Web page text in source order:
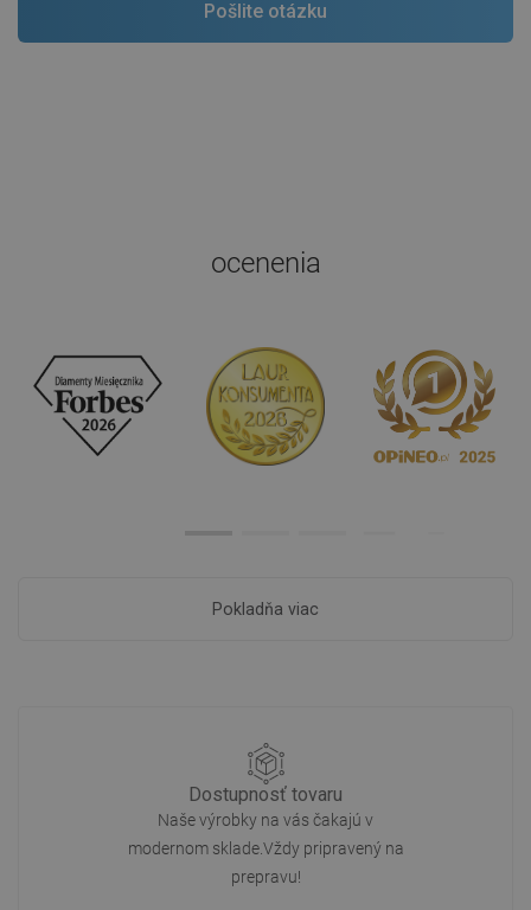
ocenenia
Pokladňa viac
Dostupnosť tovaru
Naše výrobky na vás čakajú v
modernom sklade.Vždy pripravený na
prepravu!